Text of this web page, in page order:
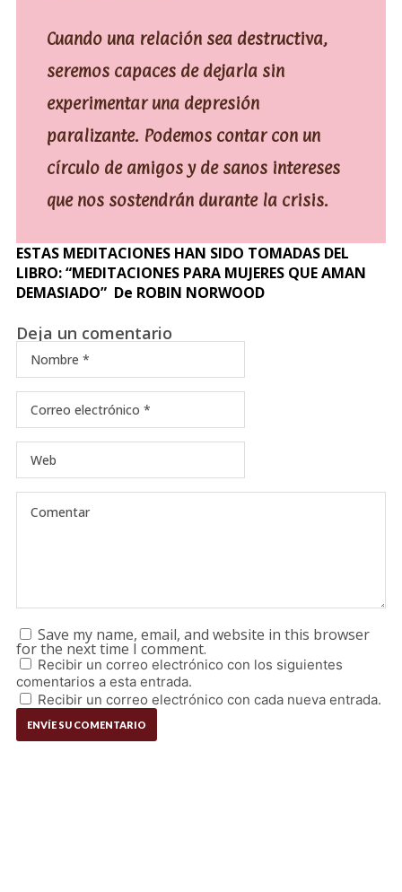
Cuando una relación sea destructiva,
seremos capaces de dejarla sin
experimentar una depresión
paralizante. Podemos contar con un
círculo de amigos y de sanos intereses
que nos sostendrán durante la crisis.
ESTAS MEDITACIONES HAN SIDO TOMADAS DEL
LIBRO: “MEDITACIONES PARA MUJERES QUE AMAN
DEMASIADO” De ROBIN NORWOOD
Deja un comentario
Save my name, email, and website in this browser
for the next time I comment.
Recibir un correo electrónico con los siguientes
comentarios a esta entrada.
Recibir un correo electrónico con cada nueva entrada.